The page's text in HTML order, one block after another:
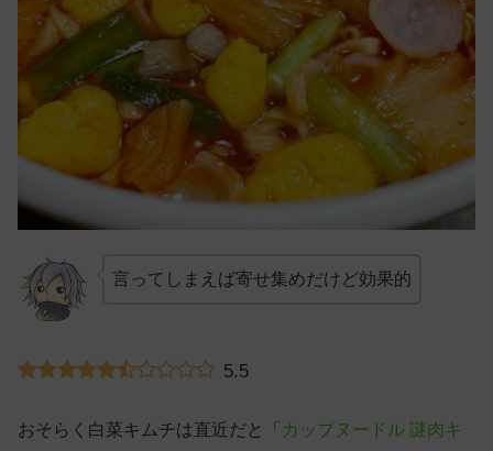
言ってしまえば寄せ集めだけど効果的
5.5
おそらく白菜キムチは直近だと「 カップヌードル 謎肉キ